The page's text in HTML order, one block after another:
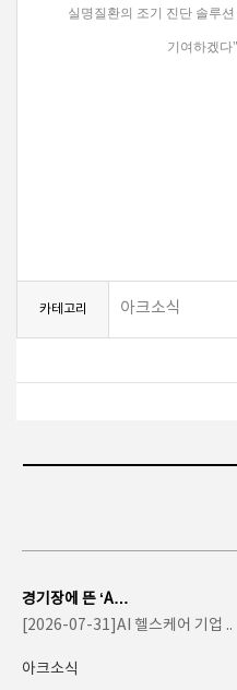
실명질환의 조기 진단 솔루
기여하겠다
카테고리 아크소식
경기장에 뜬 ‘AI
검진버스’…아크,
이동형 건강검진..
[2026-07-31]AI 헬스케어 기업 ..
아크소식